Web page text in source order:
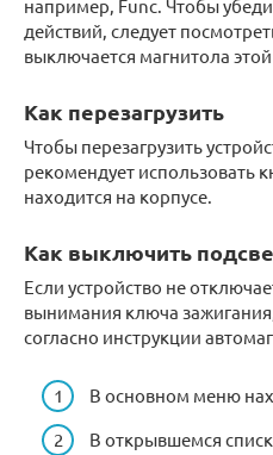
например, Func. Чтобы
действий, следует
выключается магнитола
Как перезагрузить
Чтобы перезагрузить
рекомендует использовать
находится на корпусе.
Как выключить
Если устройство не
вынимания ключа
согласно инструкции
В основном меню
В открывшемся